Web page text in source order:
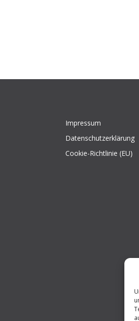
Impressum
Datenschutzerklärung
Cookie-Richtlinie (EU)